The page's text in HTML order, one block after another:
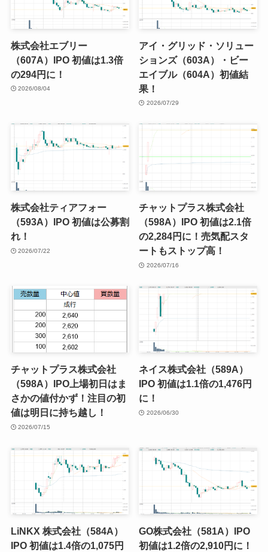
株式会社エブリー
（607A）IPO 初値は1.3倍
の294円に！
2026/08/04
アイ・グリッド・ソリュー
ションズ（603A）・ビー
エイブル（604A）初値結
果！
2026/07/29
株式会社ティアフォー
（593A）IPO 初値は公募割
れ！
2026/07/22
チャットプラス株式会社
（598A）IPO 初値は2.1倍
の2,284円に！売気配スタ
ートもストップ高！
2026/07/16
チャットプラス株式会社
（598A）IPO上場初日はま
さかの値付かず！注目の初
値は明日に持ち越し！
2026/07/15
ネイス株式会社（589A）
IPO 初値は1.1倍の1,476円
に！
2026/06/30
LiNKX 株式会社（584A）
IPO 初値は1.4倍の1,075円
GO株式会社（581A）IPO
初値は1.2倍の2,910円に！